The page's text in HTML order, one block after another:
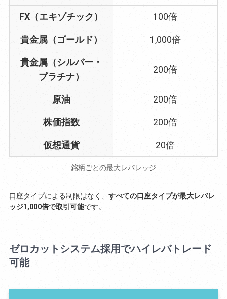
FX（エキゾチック） 100倍
貴金属（ゴールド） 1,000倍
貴金属（シルバー・
プラチナ）
200倍
原油 200倍
株価指数 200倍
仮想通貨 20倍
銘柄ごとの最大レバレッジ
口座タイプによる制限はなく、 すべての口座タイプが最大レバレ
ッジ1,000倍で取引可能です。
ゼロカットシステム採用でハイレバトレード
可能